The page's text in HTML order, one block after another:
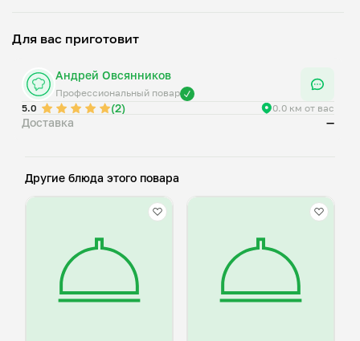
Для вас приготовит
Андрей Овсянников
Профессиональный повар
5.0
(2) 0.0 км от вас
Доставка —
Другие блюда этого повара